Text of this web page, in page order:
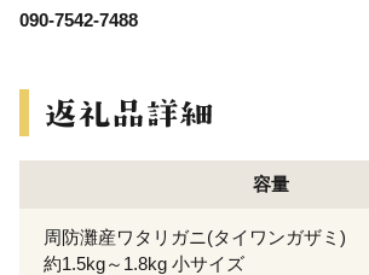
090-7542-7488
容量
周防灘産ワタリガニ(タイワンガザミ)
約1.5kg～1.8kg 小サイズ